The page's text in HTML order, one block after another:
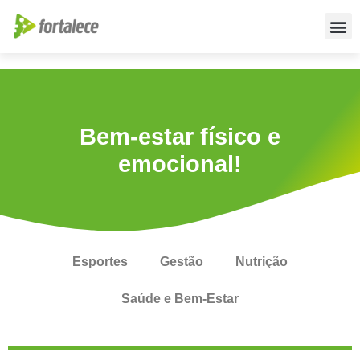
Bem-estar físico e
emocional!
Esportes Gestão Nutrição
Saúde e Bem-Estar